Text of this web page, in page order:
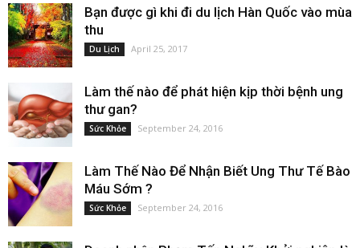
Bạn được gì khi đi du lịch Hàn Quốc vào mùa
thu
Du Lịch April 25, 2017
Làm thế nào để phát hiện kịp thời bệnh ung
thư gan?
Sức Khỏe September 24, 2016
Làm Thế Nào Để Nhận Biết Ung Thư Tế Bào
Máu Sớm ?
Sức Khỏe September 24, 2016